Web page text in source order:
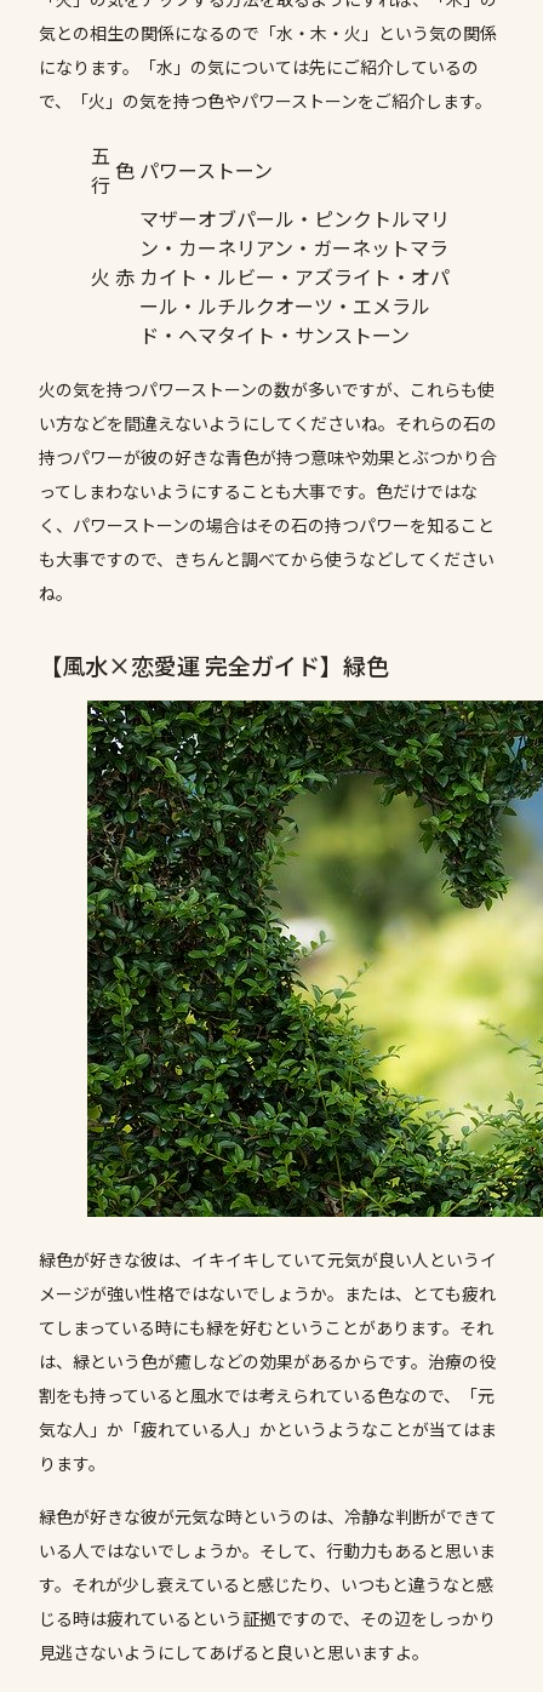
気との相生の関係になるので「水・木・火」という気の関係
になります。「水」の気については先にご紹介しているの
で、「火」の気を持つ色やパワーストーンをご紹介します。
五
行色 パワーストーン
火 赤
マザーオブパール・ピンクトルマリ
ン・カーネリアン・ガーネットマラ
カイト・ルビー・アズライト・オパ
ール・ルチルクオーツ・エメラル
ド・ヘマタイト・サンストーン
火の気を持つパワーストーンの数が多いですが、これらも使
い方などを間違えないようにしてくださいね。それらの石の
持つパワーが彼の好きな青色が持つ意味や効果とぶつかり合
ってしまわないようにすることも大事です。色だけではな
く、パワーストーンの場合はその石の持つパワーを知ること
も大事ですので、きちんと調べてから使うなどしてください
ね。
【風水×恋愛運 完全ガイド】緑色
緑色が好きな彼は、イキイキしていて元気が良い人というイ
メージが強い性格ではないでしょうか。または、とても疲れ
てしまっている時にも緑を好むということがあります。それ
は、緑という色が癒しなどの効果があるからです。治療の役
割をも持っていると風水では考えられている色なので、「元
気な人」か「疲れている人」かというようなことが当てはま
ります。
緑色が好きな彼が元気な時というのは、冷静な判断ができて
いる人ではないでしょうか。そして、行動力もあると思いま
す。それが少し衰えていると感じたり、いつもと違うなと感
じる時は疲れているという証拠ですので、その辺をしっかり
見逃さないようにしてあげると良いと思いますよ。